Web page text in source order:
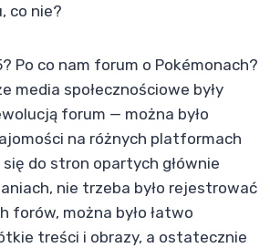
co nie?
Po co nam forum o Pokémonach?
media społecznościowe były
forum — można było
na różnych platformach
do stron opartych głównie
nie trzeba było rejestrować
forów, można było łatwo
treści i obrazy, a ostatecznie